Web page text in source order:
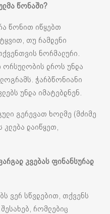
წონაში?
წონით იწყებთ
თუ რამდენი
ნორმალური.
ორსულობის დროს უნდა
ჭარბწონიანი
უნდა იმატებდნენ.
გერევათ ხოლმე (მძიმე
დაიწყეთ,
კვებას ფინანსურად
ვერ სწვდებით, თქვენს
რომლებიც